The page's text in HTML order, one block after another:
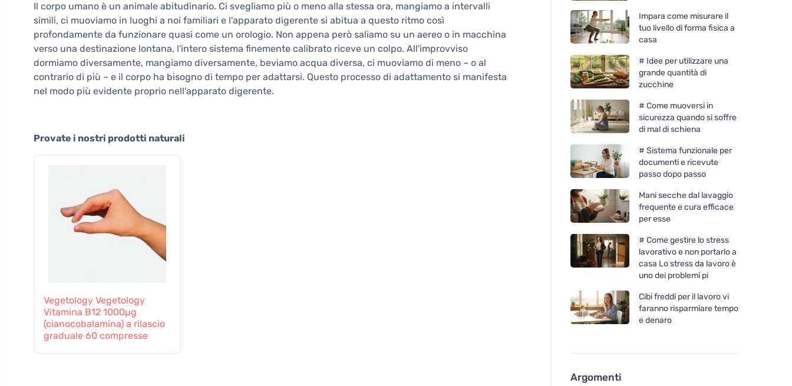
Il corpo umano è un animale abitudinario. Ci svegliamo più o meno alla stessa ora, mangiamo a intervalli
simili, ci muoviamo in luoghi a noi familiari e l'apparato digerente si abitua a questo ritmo così
profondamente da funzionare quasi come un orologio. Non appena però saliamo su un aereo o in macchina
verso una destinazione lontana, l'intero sistema finemente calibrato riceve un colpo. All'improvviso
dormiamo diversamente, mangiamo diversamente, beviamo acqua diversa, ci muoviamo di meno – o al
contrario di più – e il corpo ha bisogno di tempo per adattarsi. Questo processo di adattamento si manifesta
nel modo più evidente proprio nell'apparato digerente.
Provate i nostri prodotti naturali
Vegetology Vegetology
Vitamina B12 1000µg
(cianocobalamina) a rilascio
graduale 60 compresse
Impara come misurare il
tuo livello di forma fisica a
casa
# Idee per utilizzare una
grande quantità di
zucchine
# Come muoversi in
sicurezza quando si soffre
di mal di schiena
# Sistema funzionale per
documenti e ricevute
passo dopo passo
Mani secche dal lavaggio
frequente e cura efficace
per esse
# Come gestire lo stress
lavorativo e non portarlo a
casa Lo stress da lavoro è
uno dei problemi pi
Cibi freddi per il lavoro vi
faranno risparmiare tempo
e denaro
Argomenti